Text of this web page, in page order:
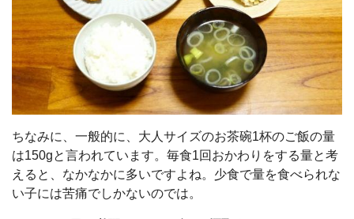
ちなみに、一般的に、大人サイズのお茶碗1杯のご飯の量
は150gと言われています。毎食1回おかわりをする量と考
えると、なかなかに多いですよね。少食で量を食べられな
い子には苦痛でしかないのでは。